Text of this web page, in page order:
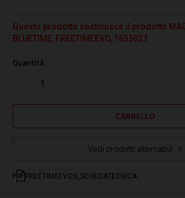
Questo prodotto sostituisce il prodotto
BLUETIME, FREETIMEEVO, 1635027
Quantità
Vedi prodotti alternativi
FREETIMEEVOS_SCHEDATECNICA